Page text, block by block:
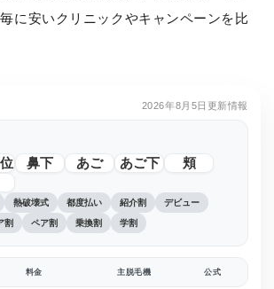
に安いクリニックやキャンペーンを比
2026年8月5日更新情報
鼻下 あご あご下
頬
熱破壊式 都度払い 紹介割 デビュー
割 ペア割 乗換割 学割
料金 主脱毛機 公式